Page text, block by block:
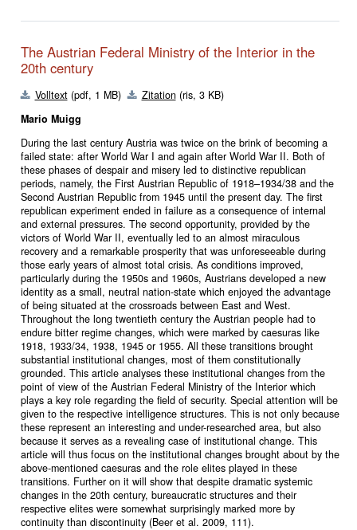
The Austrian Federal Ministry of the Interior in the
20th century
Volltext(pdf, 1 MB) Zitation(ris, 3 KB)
Mario Muigg
During the last century Austria was twice on the brink of becoming a
failed state: after World War I and again after World War II. Both of
these phases of despair and misery led to distinctive republican
periods, namely, the First Austrian Republic of 1918–1934/38 and the
Second Austrian Republic from 1945 until the present day. The first
republican experiment ended in failure as a consequence of internal
and external pressures. The second opportunity, provided by the
victors of World War II, eventually led to an almost miraculous
recovery and a remarkable prosperity that was unforeseeable during
those early years of almost total crisis. As conditions improved,
particularly during the 1950s and 1960s, Austrians developed a new
identity as a small, neutral nation-state which enjoyed the advantage
of being situated at the crossroads between East and West.
Throughout the long twentieth century the Austrian people had to
endure bitter regime changes, which were marked by caesuras like
1918, 1933/34, 1938, 1945 or 1955. All these transitions brought
substantial institutional changes, most of them constitutionally
grounded. This article analyses these institutional changes from the
point of view of the Austrian Federal Ministry of the Interior which
plays a key role regarding the field of security. Special attention will be
given to the respective intelligence structures. This is not only because
these represent an interesting and under-researched area, but also
because it serves as a revealing case of institutional change. This
article will thus focus on the institutional changes brought about by the
above-mentioned caesuras and the role elites played in these
transitions. Further on it will show that despite dramatic systemic
changes in the 20th century, bureaucratic structures and their
respective elites were somewhat surprisingly marked more by
continuity than discontinuity (Beer et al. 2009, 111).